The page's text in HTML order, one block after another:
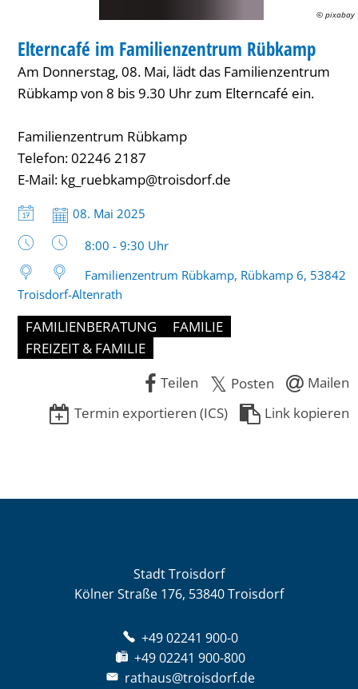
© pixabay
KATEGORIE: FAMILIENZENTRUM / KITA
Elterncafé im Familienzentrum Rübkamp
Am Donnerstag, 08. Mai, lädt das Familienzentrum
Rübkamp von 8 bis 9.30 Uhr zum Elterncafé ein.
Familienzentrum Rübkamp
Telefon: 02246 2187
E-Mail: kg_ruebkamp@troisdorf.de
Datum:
08. Mai 2025
Uhrzeit:
8:00 - 9:30 Uhr
Familienzentrum Rübkamp, Rübkamp 6, 53842
Troisdorf-Altenrath
FAMILIENBERATUNG
FAMILIE
FREIZEIT & FAMILIE
Teilen
Posten
Mailen
Termin exportieren (ICS)
Link kopieren
Stadt Troisdorf
Kölner Straße 176, 53840 Troisdorf
+49 02241 900-0
+49 02241 900-800
rathaus@troisdorf.de